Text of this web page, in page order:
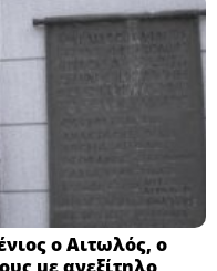
ο Αιτωλός, ο
με ανεξίτηλο